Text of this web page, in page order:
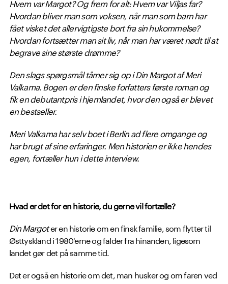
Hvem var Margot? Og frem for alt: Hvem var Viljas far?
Hvordan bliver man som voksen, når man som barn har
fået visket det allervigtigste bort fra sin hukommelse?
Hvordan fortsætter man sit liv, når man har været nødt til at
begrave sine største drømme?
Den slags spørgsmål tårner sig op iDin Margotaf Meri
Valkama. Bogen er den finske forfatters første roman og
fik en debutantpris i hjemlandet, hvor den også er blevet
en bestseller.
Meri Valkama har selv boet i Berlin ad flere omgange og
har brugt af sine erfaringer. Men historien er ikke hendes
egen, fortæller hun i dette interview.
Hvad er det for en historie, du gerne vil fortælle?
Din Margoter en historie om en finsk familie, som flytter til
Østtyskland i 1980'erne og falder fra hinanden, ligesom
landet gør det på samme tid.
Det er også en historie om det, man husker og om faren ved